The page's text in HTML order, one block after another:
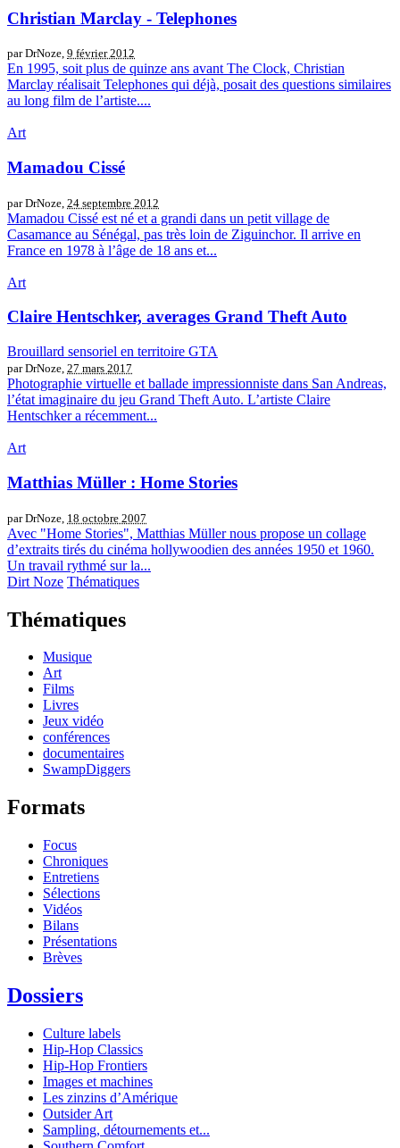
Christian Marclay - Telephones
par DrNoze, 9 février 2012
En 1995, soit plus de quinze ans avant The Clock, Christian
Marclay réalisait Telephones qui déjà, posait des questions similaires
au long film de l’artiste....
Art
Mamadou Cissé
par DrNoze, 24 septembre 2012
Mamadou Cissé est né et a grandi dans un petit village de
Casamance au Sénégal, pas très loin de Ziguinchor. Il arrive en
France en 1978 à l’âge de 18 ans et...
Art
Claire Hentschker, averages Grand Theft Auto
Brouillard sensoriel en territoire GTA
par DrNoze, 27 mars 2017
Photographie virtuelle et ballade impressionniste dans San Andreas,
l’état imaginaire du jeu Grand Theft Auto. L’artiste Claire
Hentschker a récemment...
Art
Matthias Müller : Home Stories
par DrNoze, 18 octobre 2007
Avec "Home Stories", Matthias Müller nous propose un collage
d’extraits tirés du cinéma hollywoodien des années 1950 et 1960.
Un travail rythmé sur la...
Dirt Noze Thématiques
Thématiques
Musique
Art
Films
Livres
Jeux vidéo
conférences
documentaires
SwampDiggers
Formats
Focus
Chroniques
Entretiens
Sélections
Vidéos
Bilans
Présentations
Brèves
Dossiers
Culture labels
Hip-Hop Classics
Hip-Hop Frontiers
Images et machines
Les zinzins d’Amérique
Outsider Art
Sampling, détournements et...